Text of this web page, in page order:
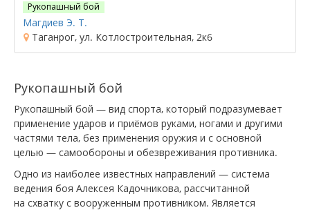
Рукопашный бой
Магдиев Э. Т.
Таганрог, ул. Котлостроительная, 2к6
Рукопашный бой
Рукопашный бой — вид спорта, который подразумевает
применение ударов и приёмов руками, ногами и другими
частями тела, без применения оружия и с основной
целью — самообороны и обезвреживания противника.
Одно из наиболее известных направлений — система
ведения боя Алексея Кадочникова, рассчитанной
на схватку с вооруженным противником. Является